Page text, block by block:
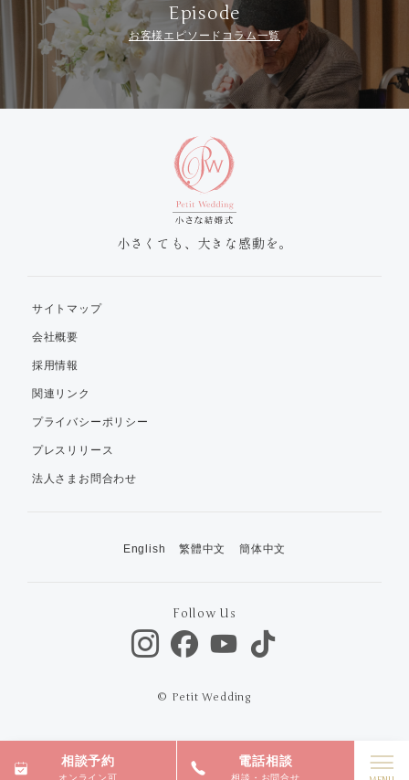
相談予約
オンライン可
電話相談
相談・お問合せ
Episode
お客様エピソードコラム一覧
小さくても、大きな感動を。
サイトマップ
会社概要
採用情報
関連リンク
プライバシーポリシー
プレスリリース
法人さまお問合わせ
English 繁體中文 簡体中文
Follow Us
© Petit Wedding